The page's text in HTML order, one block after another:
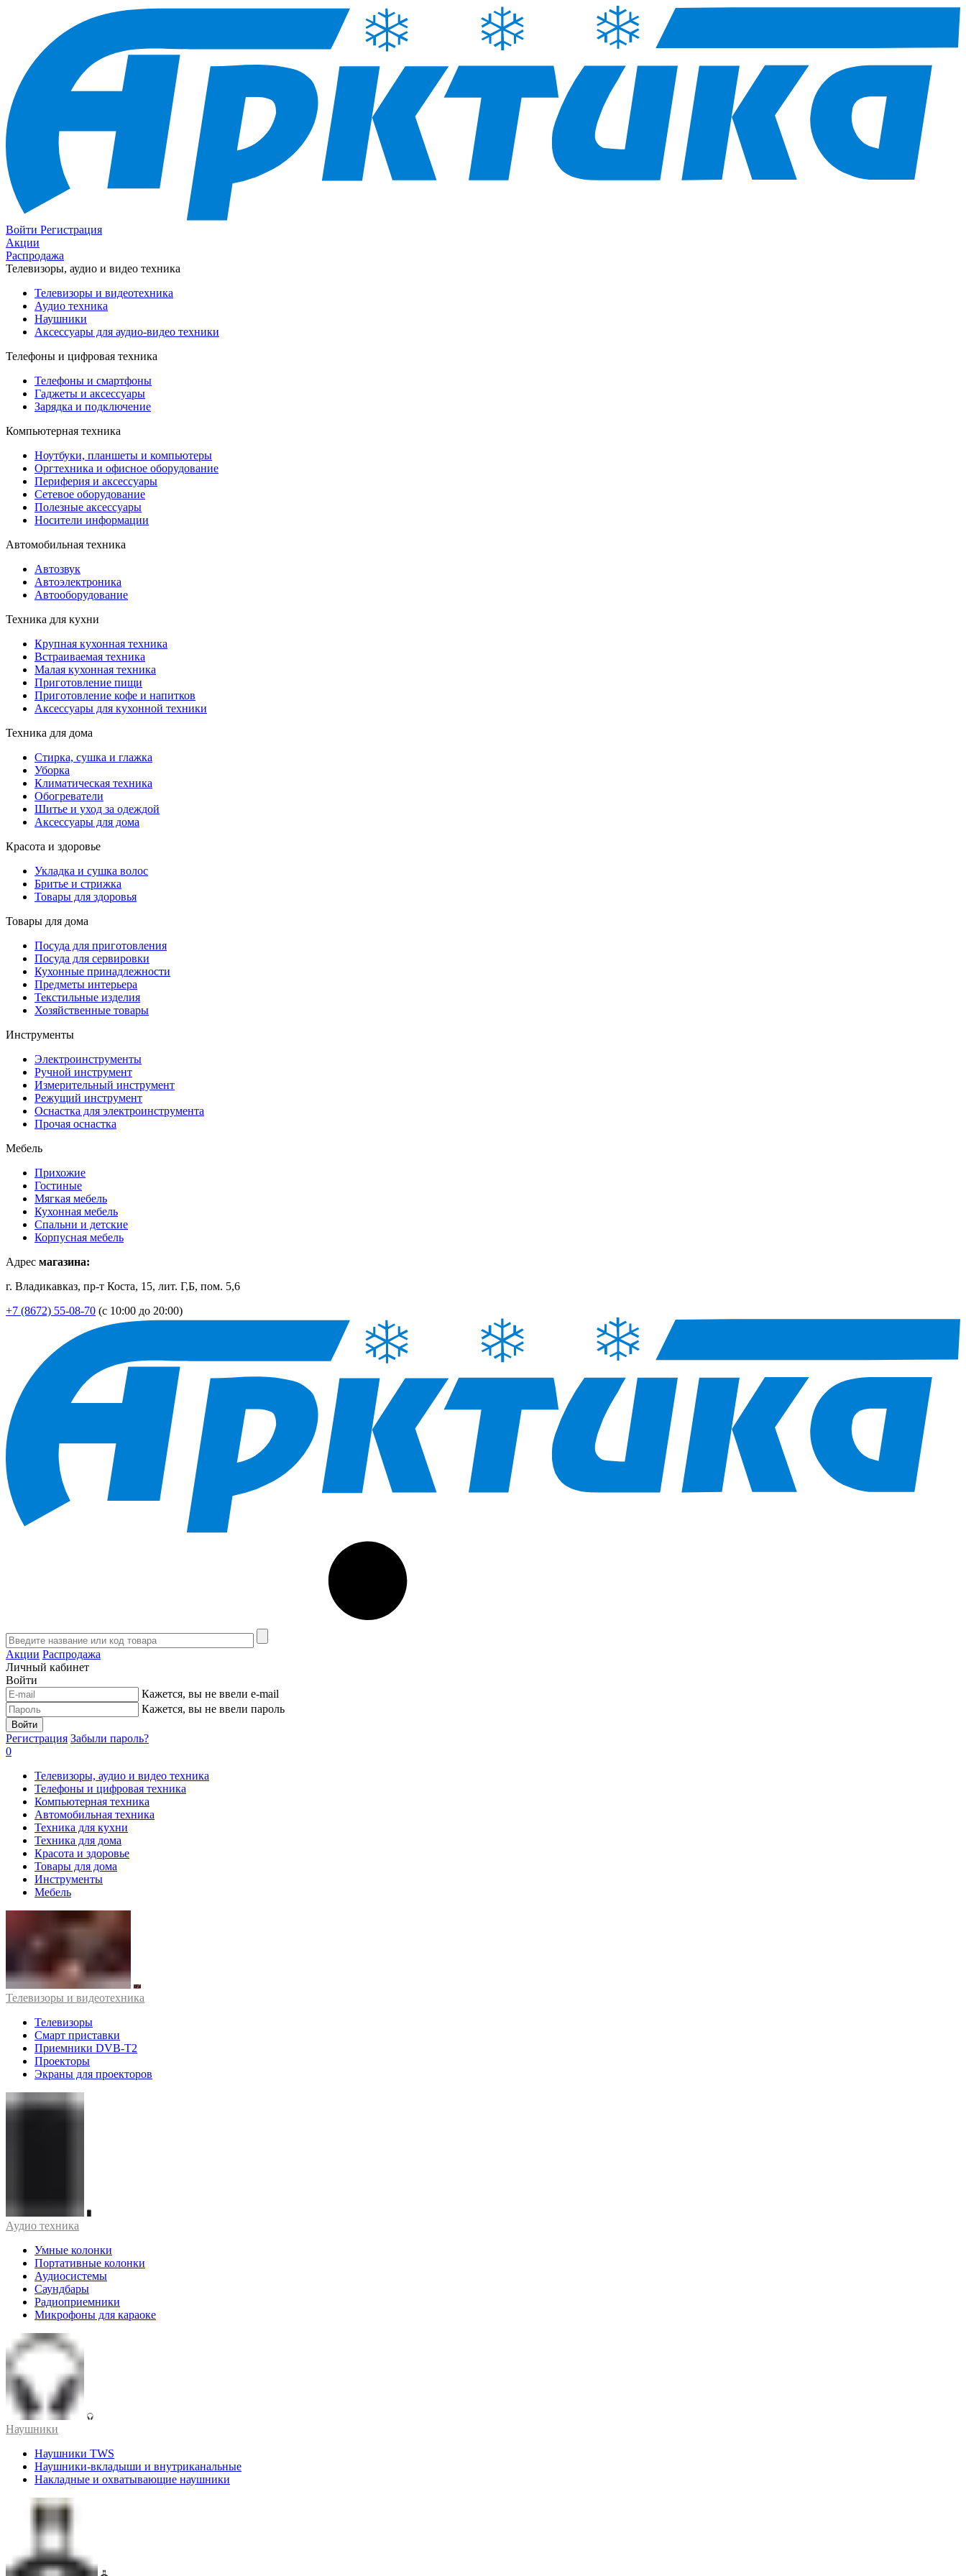
Войти Регистрация
Акции
Распродажа
Телевизоры, аудио и видео техника
Телевизоры и видеотехника
Аудио техника
Наушники
Аксессуары для аудио-видео техники
Телефоны и цифровая техника
Телефоны и смартфоны
Гаджеты и аксессуары
Зарядка и подключение
Компьютерная техника
Ноутбуки, планшеты и компьютеры
Оргтехника и офисное оборудование
Периферия и аксессуары
Cетевое оборудование
Полезные аксессуары
Носители информации
Автомобильная техника
Автозвук
Автоэлектроника
Автооборудование
Техника для кухни
Крупная кухонная техника
Встраиваемая техника
Малая кухонная техника
Приготовление пищи
Приготовление кофе и напитков
Аксессуары для кухонной техники
Техника для дома
Стирка, сушка и глажка
Уборка
Климатическая техника
Обогреватели
Шитье и уход за одеждой
Аксессуары для дома
Красота и здоровье
Укладка и сушка волос
Бритье и стрижка
Товары для здоровья
Товары для дома
Посуда для приготовления
Посуда для сервировки
Кухонные принадлежности
Предметы интерьера
Текстильные изделия
Хозяйственные товары
Инструменты
Электроинструменты
Ручной инструмент
Измерительный инструмент
Режущий инструмент
Оснастка для электроинструмента
Прочая оснастка
Мебель
Прихожие
Гостиные
Мягкая мебель
Кухонная мебель
Спальни и детские
Корпусная мебель
Адрес магазина:
г. Владикавказ, пр-т Коста, 15, лит. Г,Б, пом. 5,6
+7 (8672) 55-08-70 (с 10:00 до 20:00)
Акции Распродажа
Личный кабинет
Войти
Кажется, вы не ввели e-mail
Кажется, вы не ввели пароль
Войти
Регистрация Забыли пароль?
0
Телевизоры, аудио и видео техника
Телефоны и цифровая техника
Компьютерная техника
Автомобильная техника
Техника для кухни
Техника для дома
Красота и здоровье
Товары для дома
Инструменты
Мебель
Телевизоры и видеотехника
Телевизоры
Смарт приставки
Приемники DVB-T2
Проекторы
Экраны для проекторов
Аудио техника
Умные колонки
Портативные колонки
Аудиосистемы
Саундбары
Радиоприемники
Микрофоны для караоке
Наушники
Наушники TWS
Наушники-вкладыши и внутриканальные
Накладные и охватывающие наушники